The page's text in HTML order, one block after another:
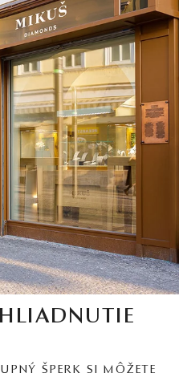
ŠPERK SI MÔŽETE